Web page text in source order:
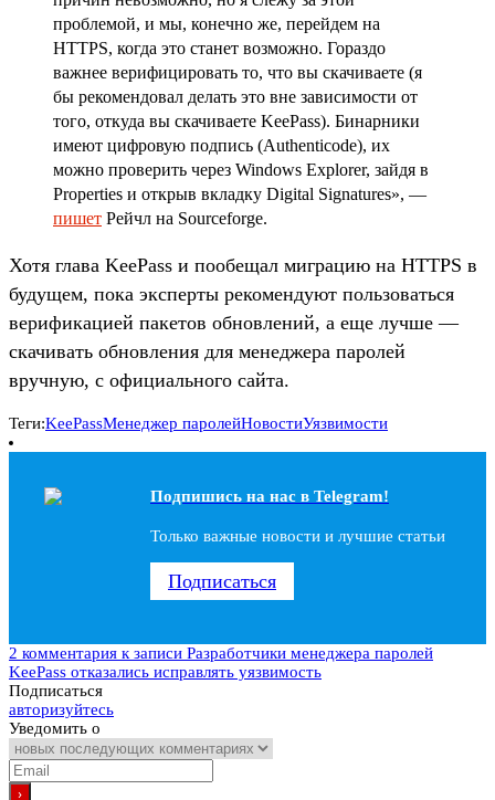
проблемой, и мы, конечно же, перейдем на
HTTPS, когда это станет возможно. Гораздо
важнее верифицировать то, что вы скачиваете (я
бы рекомендовал делать это вне зависимости от
того, откуда вы скачиваете KeePass). Бинарники
имеют цифровую подпись (Authenticode), их
можно проверить через Windows Explorer, зайдя в
Properties и открыв вкладку Digital Signatures», —
пишет Рейчл на Sourceforge.
Хотя глава KeePass и пообещал миграцию на HTTPS в
будущем, пока эксперты рекомендуют пользоваться
верификацией пакетов обновлений, а еще лучше —
скачивать обновления для менеджера паролей
вручную, с официального сайта.
Теги:KeePassМенеджер паролейНовостиУязвимости
Подпишись на наc в Telegram!
Только важные новости и лучшие статьи
Подписаться
2 комментария к записи Разработчики менеджера паролей
KeePass отказались исправлять уязвимость
Подписаться
авторизуйтесь
Уведомить о